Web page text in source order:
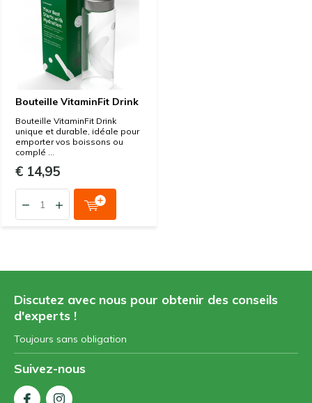
Bouteille VitaminFit Drink
Bouteille VitaminFit Drink
unique et durable, idéale pour
emporter vos boissons ou
complé ...
€ 14,95
Discutez avec nous pour obtenir des conseils
d'experts !
Toujours sans obligation
Suivez-nous